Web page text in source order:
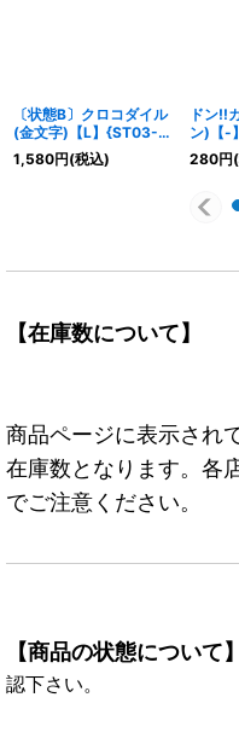
〔状態B〕クロコダイル
(金文字)【L】{ST03-
001}
1,580円(税込)
ドン!!
ン)【-
280円
【在庫数について】
商品ページに表示され
在庫数となります。各
でご注意ください。
【商品の状態について】
認下さい。